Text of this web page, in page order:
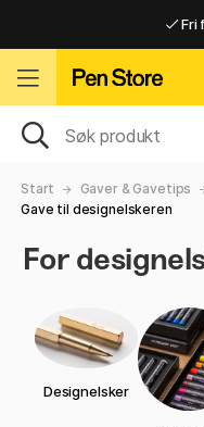
Fri
Raskt til
Raskt til
Start Gaver & Gavetips
Gave til designelskeren
For
Designelsker